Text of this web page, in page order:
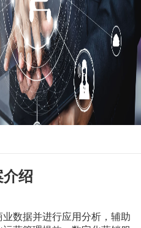
绍
数据并进行应用分析，辅助